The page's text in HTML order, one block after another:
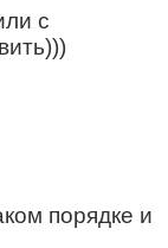
с
порядке и